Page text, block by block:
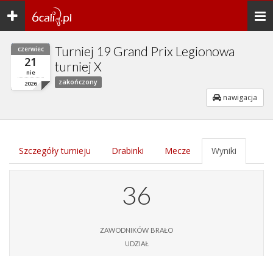
Toggle
navigation
czerwiec
21
nie
2026
Turniej 19 Grand Prix Legionowa
turniej X
zakończony
nawigacja
Szczegóły turnieju Drabinki Mecze Wyniki
36
zawodników brało
udział